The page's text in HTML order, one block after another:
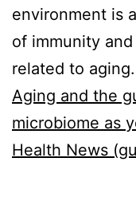
environment is
of immunity
related to aging.
Aging and the
microbiome as
Health News